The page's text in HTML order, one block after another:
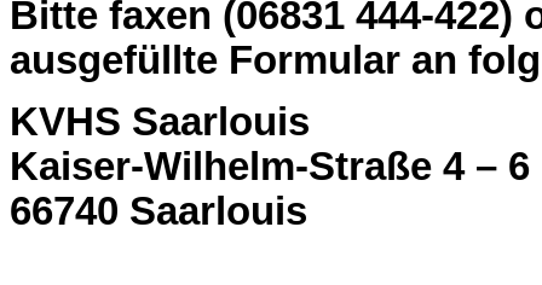
Bitte faxen (06831 444-
ausgefüllte Formular an
KVHS Saarlouis
Kaiser-Wilhelm-Straße 4 – 6
66740 Saarlouis